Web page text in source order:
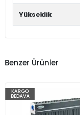
Yükseklik
Benzer Ürünler
KARGO
BEDAVA